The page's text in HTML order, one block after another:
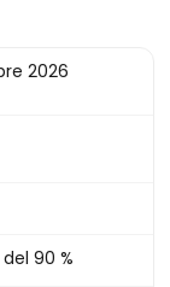
2026
90 %